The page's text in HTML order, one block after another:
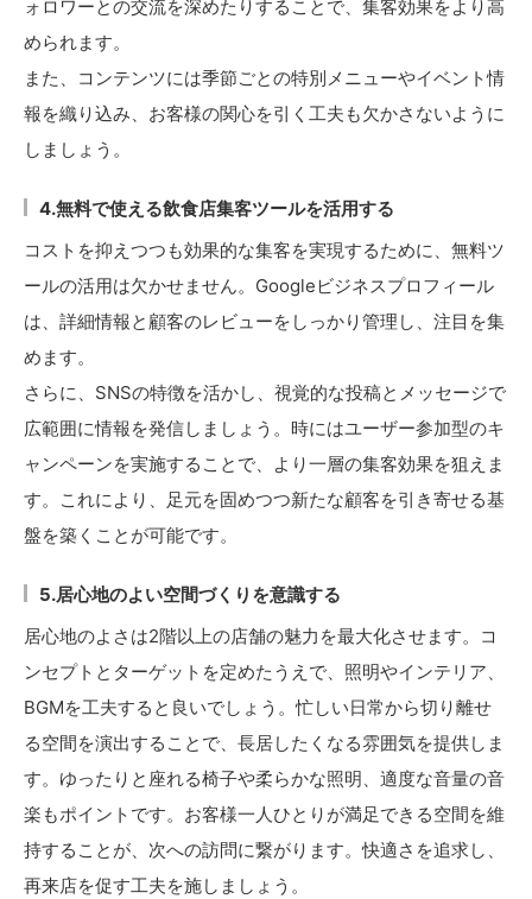
ォロワーとの交流を深めたりすることで、集客効果をより高
められます。
また、コンテンツには季節ごとの特別メニューやイベント情
報を織り込み、お客様の関心を引く工夫も欠かさないように
しましょう。
4.無料で使える飲食店集客ツールを活用する
コストを抑えつつも効果的な集客を実現するために、無料ツ
ールの活用は欠かせません。Googleビジネスプロフィール
は、詳細情報と顧客のレビューをしっかり管理し、注目を集
めます。
さらに、SNSの特徴を活かし、視覚的な投稿とメッセージで
広範囲に情報を発信しましょう。時にはユーザー参加型のキ
ャンペーンを実施することで、より一層の集客効果を狙えま
す。これにより、足元を固めつつ新たな顧客を引き寄せる基
盤を築くことが可能です。
5.居心地のよい空間づくりを意識する
居心地のよさは2階以上の店舗の魅力を最大化させます。コ
ンセプトとターゲットを定めたうえで、照明やインテリア、
BGMを工夫すると良いでしょう。忙しい日常から切り離せ
る空間を演出することで、長居したくなる雰囲気を提供しま
す。ゆったりと座れる椅子や柔らかな照明、適度な音量の音
楽もポイントです。お客様一人ひとりが満足できる空間を維
持することが、次への訪問に繋がります。快適さを追求し、
再来店を促す工夫を施しましょう。